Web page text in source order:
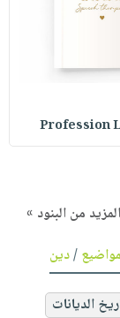
Profession
المزيد من البنود »
/دين
الديانات